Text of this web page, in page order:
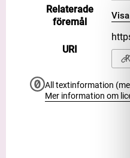
Relaterade
föremål
URI
All textinformation
Mer information om